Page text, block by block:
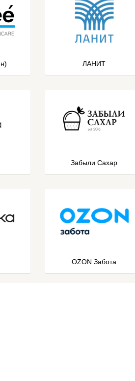
ЛАНИТ
Забыли Сахар
OZON Забота